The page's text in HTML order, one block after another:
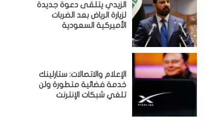
الزيدي يتلقى دعوة جديدة
لزيارة الرياض بعد الضربات
الأميركية السعودية
الإعلام والاتصالات: ستارلينك
خدمة فضائية متطورة ولن
تلغي شبكات الإنترنت